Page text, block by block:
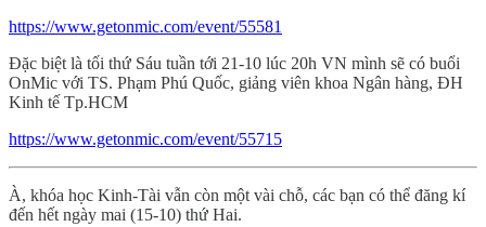
https://www.getonmic.com/event/55581
Đặc biệt là tối thứ Sáu tuần tới 21-10 lúc 20h VN mình sẽ có buổi
OnMic với TS. Phạm Phú Quốc, giảng viên khoa Ngân hàng, ĐH
Kinh tế Tp.HCM
https://www.getonmic.com/event/55715
À, khóa học Kinh-Tài vẫn còn một vài chỗ, các bạn có thể đăng kí
đến hết ngày mai (15-10) thứ Hai.